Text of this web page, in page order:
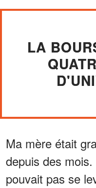
LA
Ma mère était
depuis des
pouvait pas se